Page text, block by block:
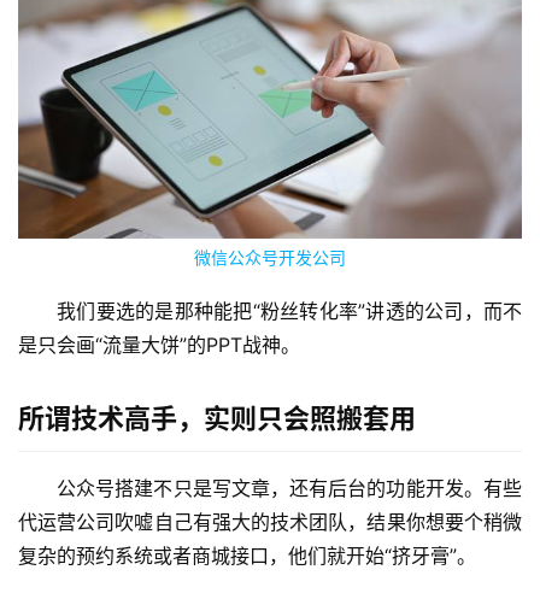
微信公众号开发公司
我们要选的是那种能把“粉丝转化率”讲透的公司，而不
是只会画“流量大饼”的PPT战神。
所谓技术高手，实则只会照搬套用
公众号搭建不只是写文章，还有后台的功能开发。有些
代运营公司吹嘘自己有强大的技术团队，结果你想要个稍微
复杂的预约系统或者商城接口，他们就开始“挤牙膏”。